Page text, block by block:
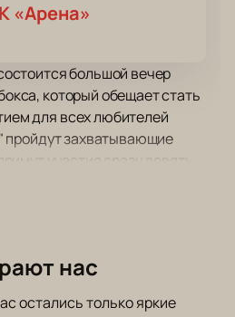
«Арена»
большой вечер
который обещает стать
для всех любителей
пройдут захватывающие
на Неве.
Мазуром (10-0-0) и
(EBP) Тиграном Узляном
нас
остались только яркие